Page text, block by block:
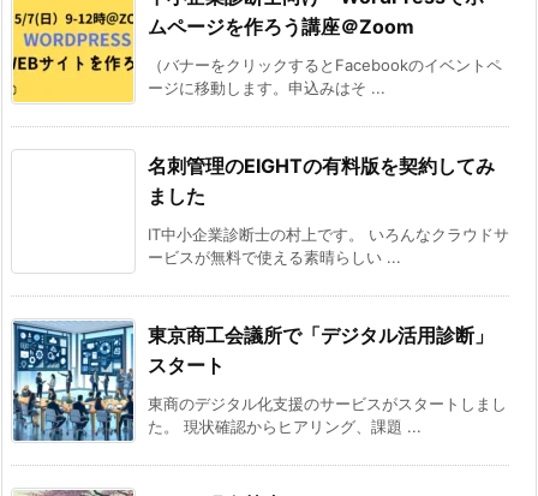
ムページを作ろう講座＠Zoom
（バナーをクリックするとFacebookのイベントペ
ージに移動します。申込みはそ ...
名刺管理のEIGHTの有料版を契約してみ
ました
IT中小企業診断士の村上です。 いろんなクラウドサ
ービスが無料で使える素晴らしい ...
東京商工会議所で「デジタル活用診断」
スタート
東商のデジタル化支援のサービスがスタートしまし
た。 現状確認からヒアリング、課題 ...